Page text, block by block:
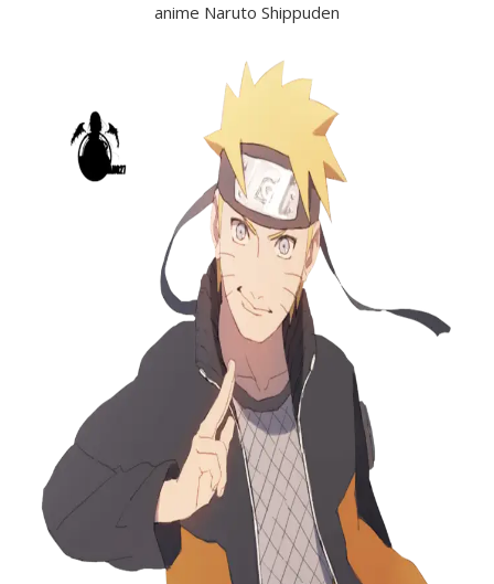
anime Naruto Shippuden